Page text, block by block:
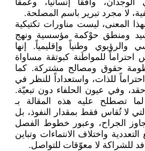
وأفقاً إنسانياً، وعمقاً
لا مجرد تبرير باسم المصلحة.
بهذا المعنى، ليست مناورات تكتيكية
ومنطق حوْكمة مؤسسية ونهج
والرؤيوي وطنياً وإقليمياً. إنها
للمواطَنة كبوتقة مساواة
حقوق ومصالح مشتركة. كما
للذات، واستعداداً للنظر في
وفي عيون الحلفاء دون تبعيّة.
تصطلح عليه هذه المقالة بـ
التي لا تُقاس فقط بمقدار النفوذ، بل
الجراح، وعبور خطوط الفصل
واختلاف الانتماءات وتباين
للشراكة لا معوّقات للتواصل.